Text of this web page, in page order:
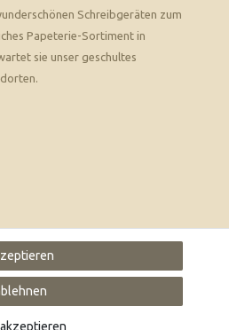
Schreibgeräten zum
Papeterie-Sortiment in
sie unser geschultes